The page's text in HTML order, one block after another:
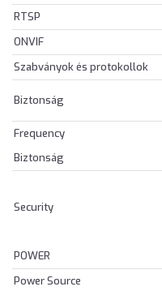
RTSP
ONVIF
Szabványok és protokollok
Biztonság
Frequency
Biztonság
Security
POWER
Power Source